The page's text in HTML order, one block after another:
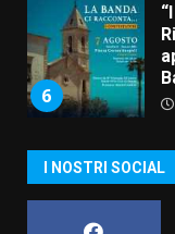
6
I NOSTRI SOCIAL